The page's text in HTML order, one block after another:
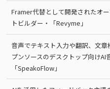
Framer代替として開発されたオ
トビルダー・「Revyme」
音声でテキスト入力や翻訳、文
プンソースのデスクトップ向けAI
「SpeakoFlow」